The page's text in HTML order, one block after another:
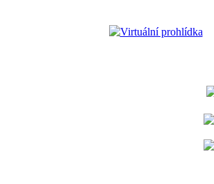
Virtuální prohlídka